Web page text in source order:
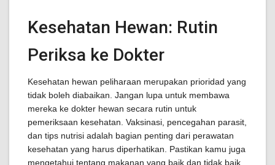
Kesehatan Hewan: Rutin
Periksa ke Dokter
Kesehatan hewan peliharaan merupakan prioridad yang
tidak boleh diabaikan. Jangan lupa untuk membawa
mereka ke dokter hewan secara rutin untuk
pemeriksaan kesehatan. Vaksinasi, pencegahan parasit,
dan tips nutrisi adalah bagian penting dari perawatan
kesehatan yang harus diperhatikan. Pastikan kamu juga
mengetahui tentang makanan yang baik dan tidak baik